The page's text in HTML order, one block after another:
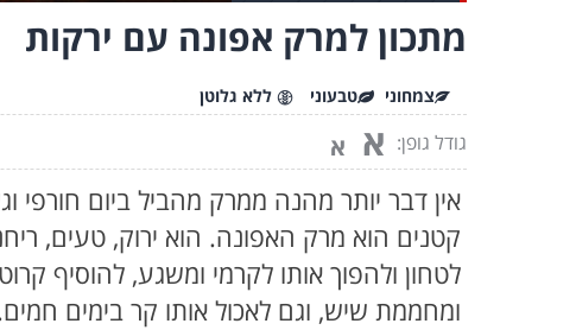
מתכון למרק אפונה עם ירקות
צמחוני טבעוני ללא גלוטן
גודל גופן: א א
אין דבר יותר מהנה ממרק מהביל ביום
קטנים הוא מרק האפונה. הוא ירוק, טעים,
לטחון ולהפוך אותו לקרמי ומשגע, להוסיף
ומחממת שיש, וגם לאכול אותו קר בימים